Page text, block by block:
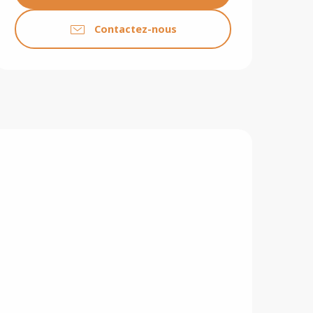
Contactez-nous